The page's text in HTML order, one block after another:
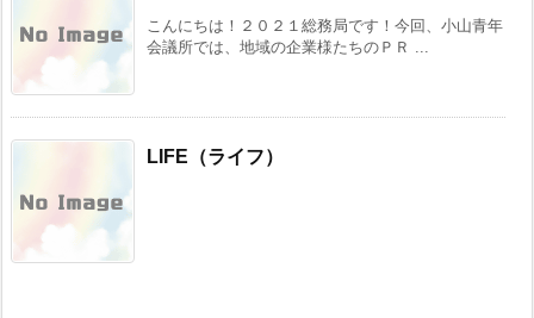
こんにちは！２０２１総務局です！今回、小山青年
会議所では、地域の企業様たちのＰＲ ...
LIFE（ライフ）